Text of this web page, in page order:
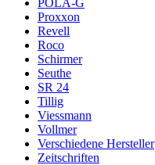
POLA-G
Proxxon
Revell
Roco
Schirmer
Seuthe
SR 24
Tillig
Viessmann
Vollmer
Verschiedene Hersteller
Zeitschriften